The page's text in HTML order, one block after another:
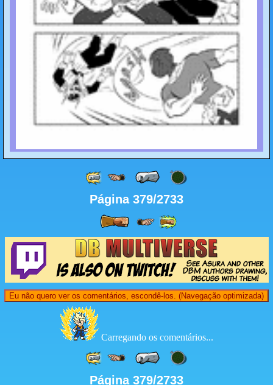
Página 379/2733
Eu não quero ver os comentários, escondê-los. (Navegação optimizada)
Carregando os comentários...
Página 379/2733